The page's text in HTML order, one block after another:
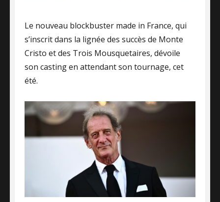
Le nouveau blockbuster made in France, qui
s’inscrit dans la lignée des succès de Monte
Cristo et des Trois Mousquetaires, dévoile
son casting en attendant son tournage, cet
été.